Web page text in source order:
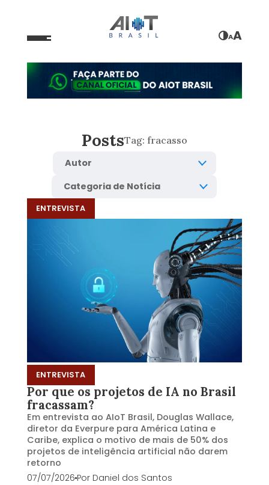
AA
PostsTag: fracasso
ENTREVISTA
ENTREVISTA
Por que os projetos de IA no Brasil
fracassam?
Em entrevista ao AIoT Brasil, Douglas Wallace,
diretor da Everpure para América Latina e
Caribe, explica o motivo de mais de 50% dos
projetos de inteligência artificial não darem
retorno
07/07/2026Por Daniel dos Santos